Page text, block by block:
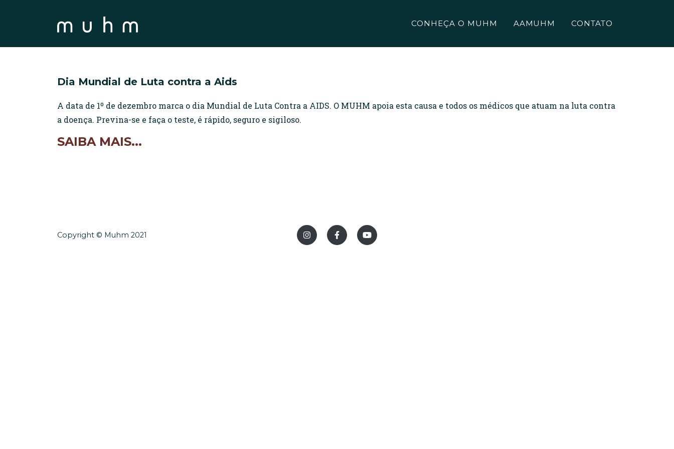
CONHEÇA O MUHM AAMUHM CONTATO
Dia Mundial de Luta contra a Aids
A data de 1º de dezembro marca o dia Mundial de Luta Contra a AIDS. O MUHM apoia esta causa e todos os médicos que atuam na luta contra
a doença. Previna-se e faça o teste, é rápido, seguro e sigiloso.
SAIBA MAIS...
Copyright © Muhm 2021